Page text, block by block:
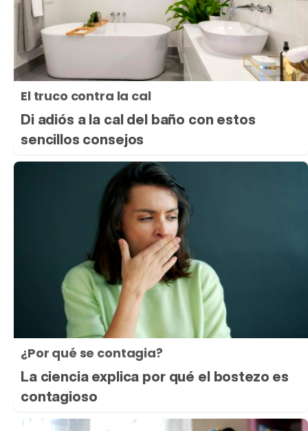
El truco contra la cal
Di adiós a la cal del baño con estos
sencillos consejos
¿Por qué se contagia?
La ciencia explica por qué el bostezo es
contagioso